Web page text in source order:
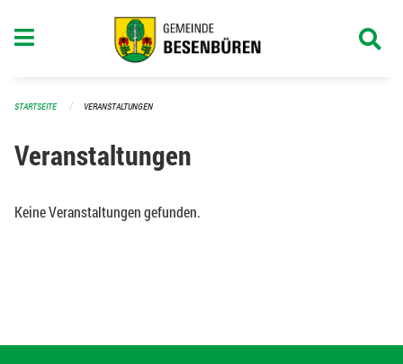
STARTSEITE VERANSTALTUNGEN
Veranstaltungen
Keine Veranstaltungen gefunden.